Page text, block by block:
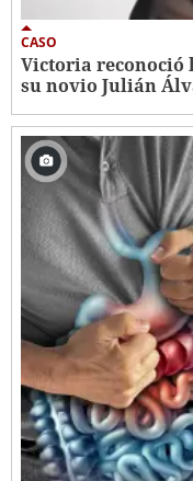
CASO
Victoria reconoció
su novio Julián